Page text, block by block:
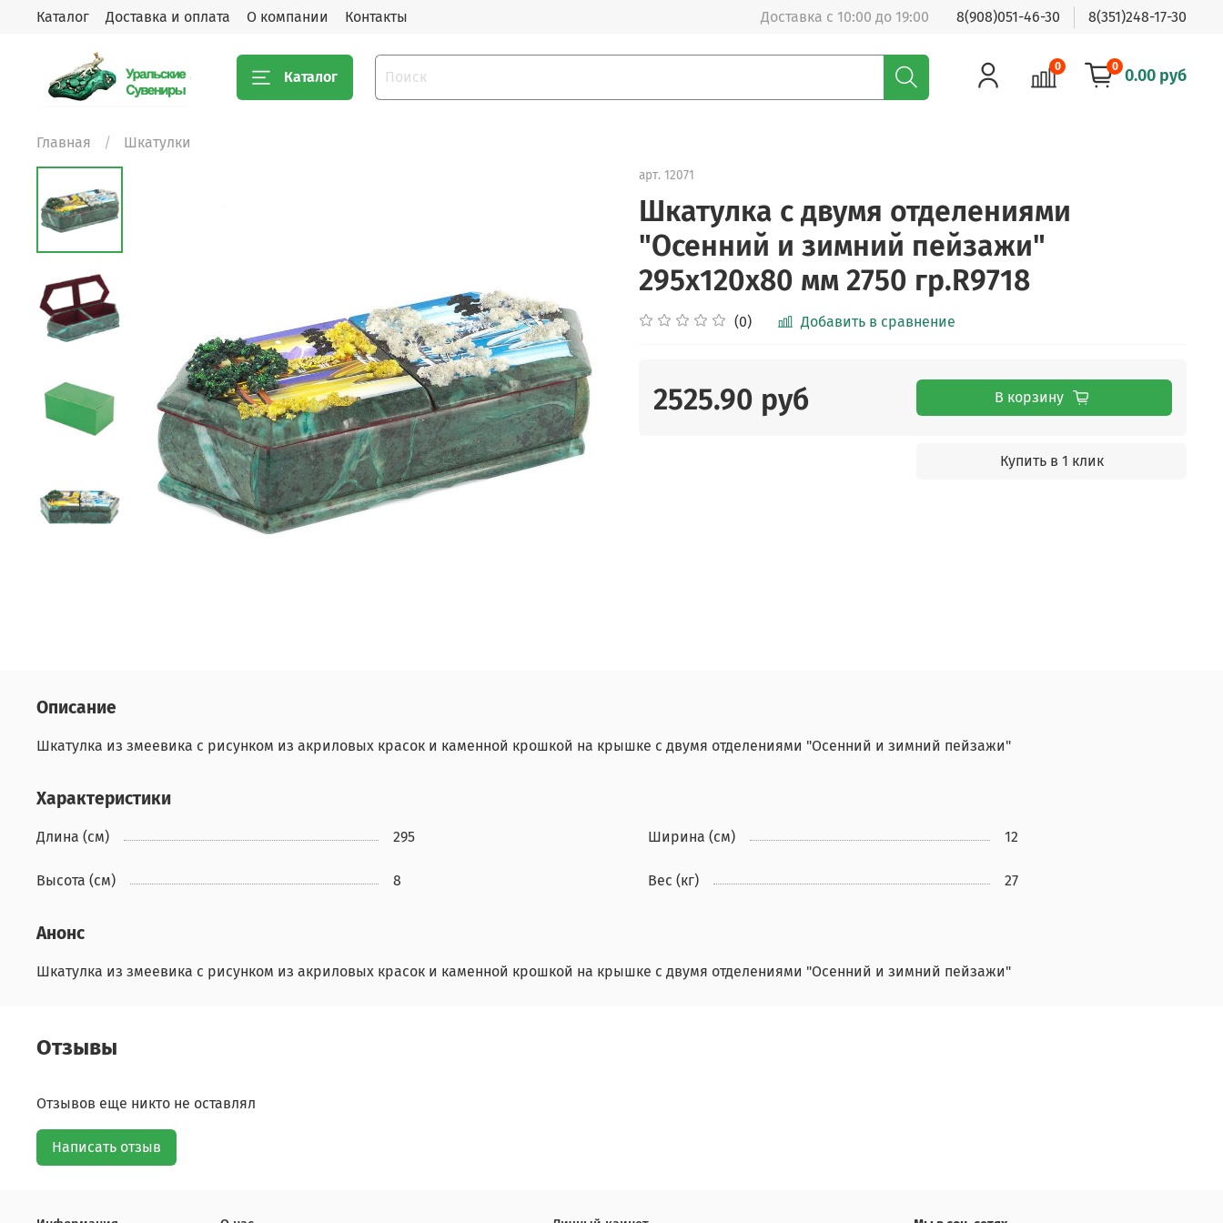
Каталог Доставка и оплата О компании Контакты Доставка с 10:00 до 19:00 8(908)051-46-30 8(351)248-17-30
Каталог
0 0 0.00 руб
Главная Шкатулки
арт. 12071
Шкатулка с двумя отделениями
"Осенний и зимний пейзажи"
295х120х80 мм 2750 гр.R9718
(0) Добавить в сравнение
2525.90 руб В корзину
Купить в 1 клик
Описание
Шкатулка из змеевика с рисунком из акриловых красок и каменной крошкой на крышке с двумя отделениями "Осенний и зимний пейзажи"
Характеристики
Длина (см) 295 Ширина (см) 12
Высота (см) 8 Вес (кг) 27
Анонс
Шкатулка из змеевика с рисунком из акриловых красок и каменной крошкой на крышке с двумя отделениями "Осенний и зимний пейзажи"
Отзывы
Отзывов еще никто не оставлял
Написать отзыв